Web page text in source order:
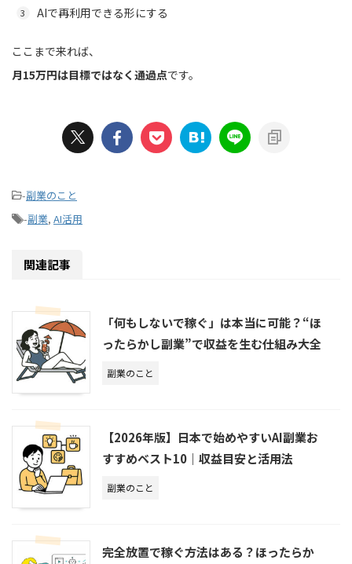
AIで再利用できる形にする
ここまで来れば、
月15万円は目標ではなく通過点です。
-副業のこと
-副業, AI活用
関連記事
「何もしないで稼ぐ」は本当に可能？“ほ
ったらかし副業”で収益を生む仕組み大全
副業のこと
【2026年版】日本で始めやすいAI副業お
すすめベスト10｜収益目安と活用法
副業のこと
完全放置で稼ぐ方法はある？ほったらか